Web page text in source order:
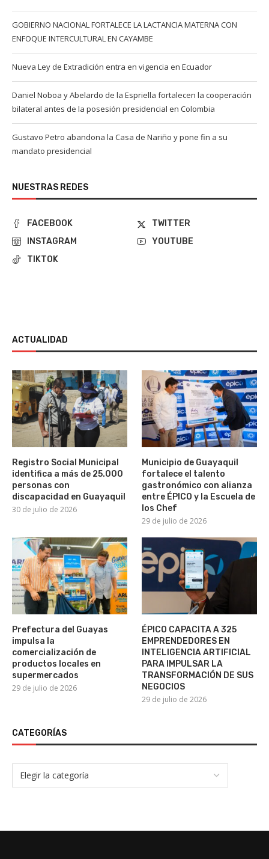
GOBIERNO NACIONAL FORTALECE LA LACTANCIA MATERNA CON
ENFOQUE INTERCULTURAL EN CAYAMBE
Nueva Ley de Extradición entra en vigencia en Ecuador
Daniel Noboa y Abelardo de la Espriella fortalecen la cooperación
bilateral antes de la posesión presidencial en Colombia
Gustavo Petro abandona la Casa de Nariño y pone fin a su
mandato presidencial
NUESTRAS REDES
FACEBOOK
TWITTER
INSTAGRAM
YOUTUBE
TIKTOK
ACTUALIDAD
Registro Social Municipal
identifica a más de 25.000
personas con
discapacidad en Guayaquil
30 de julio de 2026
Municipio de Guayaquil
fortalece el talento
gastronómico con alianza
entre ÉPICO y la Escuela de
los Chef
29 de julio de 2026
Prefectura del Guayas
impulsa la
comercialización de
productos locales en
supermercados
29 de julio de 2026
ÉPICO CAPACITA A 325
EMPRENDEDORES EN
INTELIGENCIA ARTIFICIAL
PARA IMPULSAR LA
TRANSFORMACIÓN DE SUS
NEGOCIOS
29 de julio de 2026
CATEGORÍAS